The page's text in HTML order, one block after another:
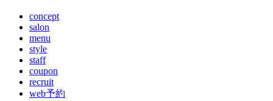
concept
salon
menu
style
staff
coupon
recruit
web予約